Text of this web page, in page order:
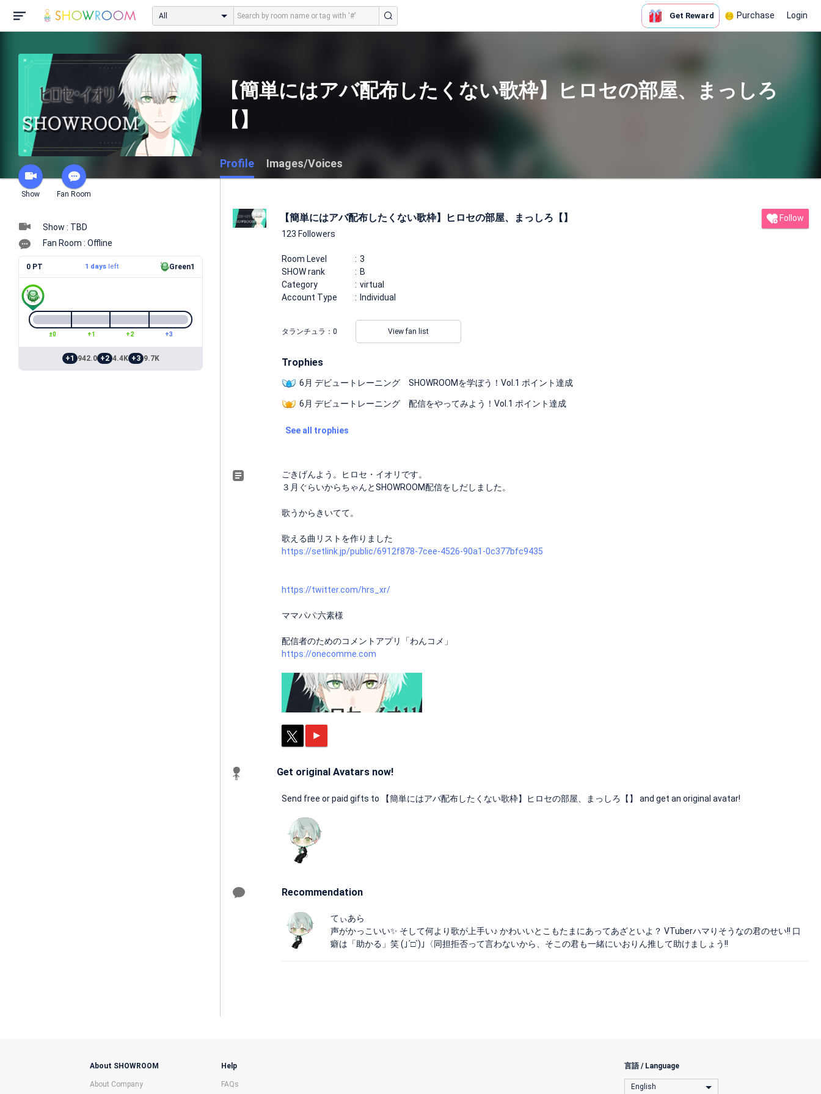
All Get Reward Purchase Login
Show Fan Room
【簡単にはアバ配布したくない歌枠】ヒロセの部屋、まっしろ
【】
Profile Images/Voices
Show : TBD
Fan Room : Offline
0 PT 1 daysleft Green1
±0 +1 +2 +3
+1 942.0 +2 4.4K +3 9.7K
【簡単にはアバ配布したくない歌枠】ヒロセの部屋、まっしろ【】
123 Followers
Follow
Room Level
3
SHOW rank
B
Category
virtual
Account Type
Individual
タランチュラ： 0 View fan list
Trophies
6月 デビュートレーニング SHOWROOMを学ぼう！Vol.1 ポイント達成
6月 デビュートレーニング 配信をやってみよう！Vol.1 ポイント達成
See all trophies
ごきげんよう。ヒロセ・イオリです。
３月ぐらいからちゃんとSHOWROOM配信をしだしました。
歌うからきいてて。
歌える曲リストを作りました
https://setlink.jp/public/6912f878-7cee-4526-90a1-0c377bfc9435
https://twitter.com/hrs_xr/
ママパパ:六素様
配信者のためのコメントアプリ「わんコメ」
https://onecomme.com
Get original Avatars now!
Send free or paid gifts to 【簡単にはアバ配布したくない歌枠】ヒロセの部屋、まっしろ【】 and get an original avatar!
Recommendation
てぃあら
声がかっこいい✨ そして何より歌が上手い♪ かわいいとこもたまにあってあざといよ？ VTuberハマりそうなの君のせい!! 口
癖は「助かる」笑 (｣´□`)｣〈同担拒否って言わないから、そこの君も一緒にいおりん推して助けましょう!!
About SHOWROOM
About Company
Help
FAQs
言語 / Language
English